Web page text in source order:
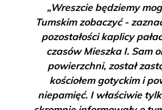
„Wreszcie będziemy
Tumskim zobaczyć -
pozostałości kaplicy
czasów Mieszka I. Sam
powierzchni, został
kościołem gotyckim i
niepamięć. I właściwie